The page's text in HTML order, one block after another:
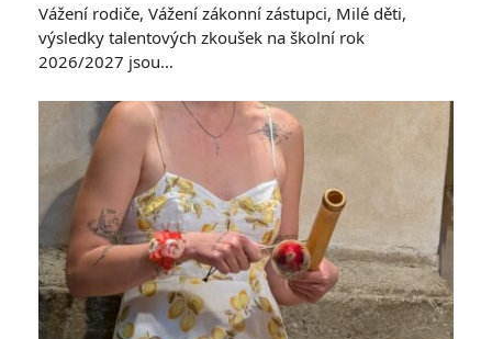
Vážení rodiče, Vážení zákonní zástupci, Milé děti,
výsledky talentových zkoušek na školní rok
2026/2027 jsou…